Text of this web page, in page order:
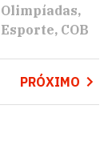
Olimpíadas
COB
PRÓXIMO